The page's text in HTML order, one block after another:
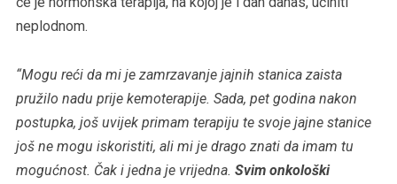
neplodnom.
“Mogu reći da mi je zamrzavanje jajnih stanica zaista
pružilo nadu prije kemoterapije. Sada, pet godina nakon
postupka, još uvijek primam terapiju te svoje jajne stanice
još ne mogu iskoristiti, ali mi je drago znati da imam tu
mogućnost. Čak i jedna je vrijedna. Svim onkološki